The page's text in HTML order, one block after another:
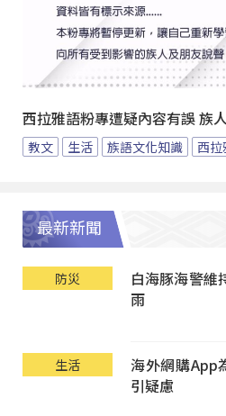
西拉雅語粉專遭疑內容有誤 族
教文 生活 族語文化知識 西拉
最新新聞
防災
白海豚海警維
雨
生活
海外網購App
引疑慮